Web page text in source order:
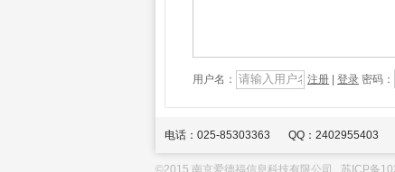
用户名： 注册 登录 密码：
电话：025-85303363 QQ：2402955403
©2015 南京爱德福信息科技有限公司 苏ICP备